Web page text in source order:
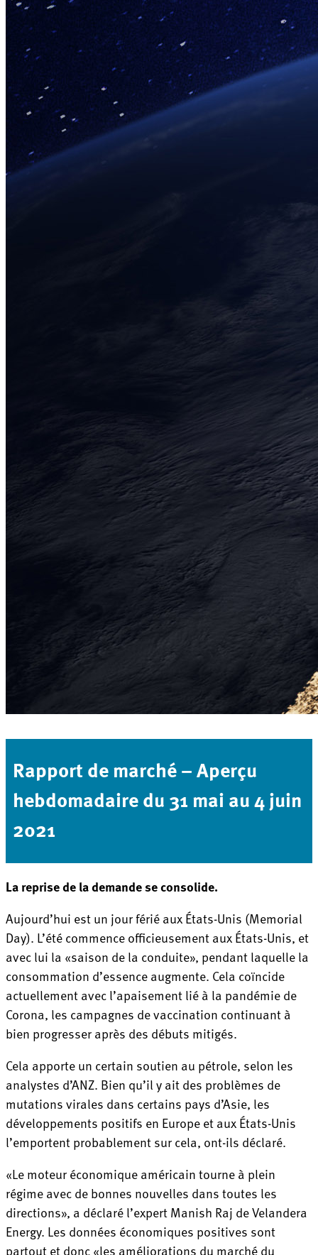
Rapport de marché – Aperçu
hebdomadaire du 31 mai au 4 juin
2021
La reprise de la demande se consolide.
Aujourd’hui est un jour férié aux États-Unis (Memorial
Day). L’été commence officieusement aux États-Unis, et
avec lui la «saison de la conduite», pendant laquelle la
consommation d’essence augmente. Cela coïncide
actuellement avec l’apaisement lié à la pandémie de
Corona, les campagnes de vaccination continuant à
bien progresser après des débuts mitigés.
Cela apporte un certain soutien au pétrole, selon les
analystes d’ANZ. Bien qu’il y ait des problèmes de
mutations virales dans certains pays d’Asie, les
développements positifs en Europe et aux États-Unis
l’emportent probablement sur cela, ont-ils déclaré.
«Le moteur économique américain tourne à plein
régime avec de bonnes nouvelles dans toutes les
directions», a déclaré l’expert Manish Raj de Velandera
Energy. Les données économiques positives sont
partout et donc «les améliorations du marché du